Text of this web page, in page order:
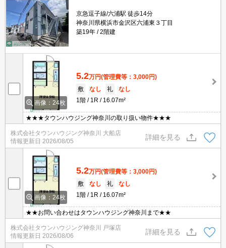
京急逗子線/六浦駅 徒歩14分
神奈川県横浜市金沢区六浦東３丁目
築19年
2階建
画像：24枚
5.2万円(管理費等：3,000円)
敷
なし 礼
なし
1階
1R 16.07m²
★★★タウンハウジング神奈川の取り扱い物件★★★
株式会社タウンハウジング神奈川 大船店
情報更新日 2026/08/05
詳細を見る
画像：24枚
5.2万円(管理費等：3,000円)
敷
なし 礼
なし
1階
1R 16.07m²
★★お問い合わせはタウンハウジング神奈川まで★★
株式会社タウンハウジング神奈川 戸塚店
情報更新日 2026/08/06
詳細を見る